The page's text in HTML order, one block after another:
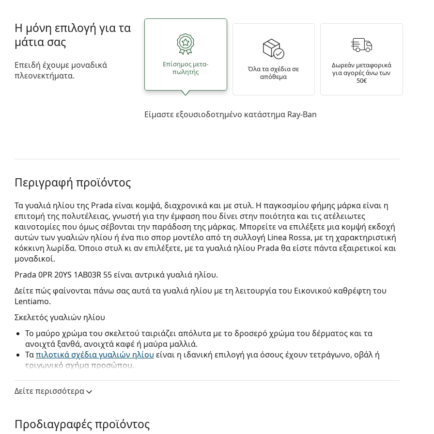
Η μόνη επιλογή για τα
μάτια σας
Επειδή έχουμε μοναδικά
πλεονεκτήματα.
Επίσημος μετα­
πωλητής
Όλα τα σχέδια σε
απόθεμα
Δωρεάν μεταφορικά
για αγορές άνω των
50€
Είμαστε εξουσιοδοτημένο κατάστημα Ray-Ban
Περιγραφή προϊόντος
Τα γυαλιά ηλίου της Prada είναι κομψά, διαχρονικά και με στυλ. Η παγκοσμίου φήμης μάρκα είναι η
επιτομή της πολυτέλειας, γνωστή για την έμφαση που δίνει στην ποιότητα και τις ατέλειωτες
καινοτομίες που όμως σέβονται την παράδοση της μάρκας. Μπορείτε να επιλέξετε μια κομψή εκδοχή
αυτών των γυαλιών ηλίου ή ένα πιο σπορ μοντέλο από τη συλλογή Linea Rossa, με τη χαρακτηριστική
κόκκινη λωρίδα. Όποιο στυλ κι αν επιλέξετε, με τα γυαλιά ηλίου Prada θα είστε πάντα εξαιρετικοί και
μοναδικοί.
Prada 0PR 20YS 1AB03R 55είναι αντρικά γυαλιά ηλίου.
Δείτε πώς φαίνονται πάνω σας αυτά τα γυαλιά ηλίου με τη λειτουργία του Εικονικού καθρέφτη του
Lentiamo.
Σκελετός γυαλιών ηλίου
Το μαύρο χρώμα του σκελετού ταιριάζει απόλυτα με το δροσερό χρώμα του δέρματος και τα
ανοιχτά ξανθά, ανοιχτά καφέ ή μαύρα μαλλιά.
Ταπιλοτικά σχέδια γυαλιών ηλίου είναι η ιδανική επιλογή για όσους έχουν τετράγωνο, οβάλ ή
τριγωνικό σχήμα προσώπου.
προσφέρει μεγάλη αντοχή και άνεση.
Οι πράσινοι φακοί μειώνουν την ένταση του φωτός χωρίς να επηρεάζουν την αντίθεση ή να
αλλοιώνουν τα χρώματα.
Δείτε περισσότερα
Προδιαγραφές προϊόντος